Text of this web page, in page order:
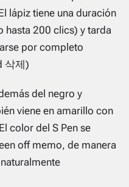
lápiz tiene una duración
hasta 200 clics) y tarda
por completo
삭제)
del negro y
viene en amarillo con
color del S Pen se
off memo, de manera